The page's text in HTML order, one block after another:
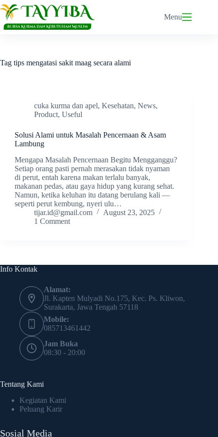
Skip
to
content
Menu
Tag tips mengatasi sakit maag secara alami
cuka kurma dan apel, Kesehatan, News,
Product, Useful
Solusi Alami untuk Masalah Pencernaan & Asam
Lambung
Mengapa Masalah Pencernaan Begitu Mengganggu?
Setiap orang pasti pernah merasakan tidak nyaman
di perut, entah karena makan terlalu banyak,
makanan pedas, atau gaya hidup yang kurang sehat.
Namun, ketika keluhan itu datang berulang kali —
seperti perut kembung, nyeri ulu…
tijar.id@gmail.com
August 23, 2025
1 Comment
Info Kontak
Alamat:
Jl. Kapten Mulyadi No.175, Kec. Ps. Kliwon,
Surakarta, Jawa Tengah 57118
Mobile:
085713461442
Jam Buka
08:30 - 20:00
Tentang Kami
Kegiatan Kami
Peluang Karir
Sosial Media